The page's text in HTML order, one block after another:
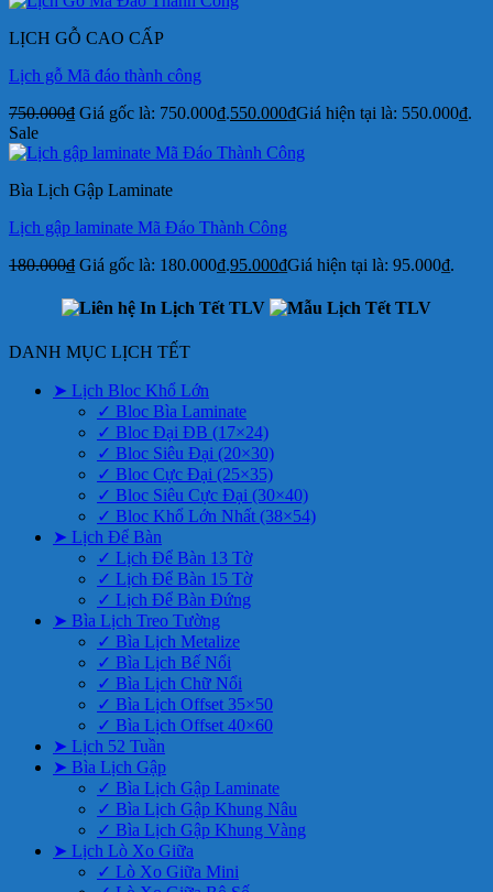
LỊCH GỖ CAO CẤP
Lịch gỗ Mã đáo thành công
750.000₫ Giá gốc là: 750.000₫.550.000₫Giá hiện tại là: 550.000₫.
Sale
Bìa Lịch Gập Laminate
Lịch gập laminate Mã Đáo Thành Công
180.000₫ Giá gốc là: 180.000₫.95.000₫Giá hiện tại là: 95.000₫.
DANH MỤC LỊCH TẾT
➤ Lịch Bloc Khổ Lớn
✓ Bloc Bìa Laminate
✓ Bloc Đại ĐB (17×24)
✓ Bloc Siêu Đại (20×30)
✓ Bloc Cực Đại (25×35)
✓ Bloc Siêu Cực Đại (30×40)
✓ Bloc Khổ Lớn Nhất (38×54)
➤ Lịch Để Bàn
✓ Lịch Để Bàn 13 Tờ
✓ Lịch Để Bàn 15 Tờ
✓ Lịch Để Bàn Đứng
➤ Bìa Lịch Treo Tường
✓ Bìa Lịch Metalize
✓ Bìa Lịch Bế Nổi
✓ Bìa Lịch Chữ Nổi
✓ Bìa Lịch Offset 35×50
✓ Bìa Lịch Offset 40×60
➤ Lịch 52 Tuần
➤ Bìa Lịch Gập
✓ Bìa Lịch Gập Laminate
✓ Bìa Lịch Gập Khung Nâu
✓ Bìa Lịch Gập Khung Vàng
➤ Lịch Lò Xo Giữa
✓ Lò Xo Giữa Mini